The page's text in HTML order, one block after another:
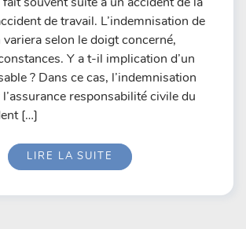
de travail. L’indemnisation de
variera selon le doigt concerné,
Y a t-il implication d’un
? Dans ce cas, l’indemnisation
responsabilité civile du
[…]
LIRE LA SUITE